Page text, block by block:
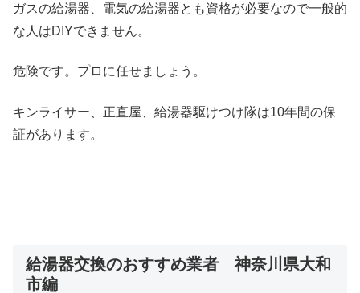
ガスの給湯器、電気の給湯器とも資格が必要なので一般的
な人はDIYできません。
危険です。プロに任せましょう。
キンライサー、正直屋、給湯器駆けつけ隊は10年間の保
証があります。
給湯器交換のおすすめ業者 神奈川県大和
市編